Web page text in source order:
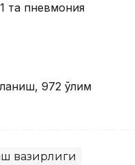
та пневмония
972 ўлим
вазирлиги